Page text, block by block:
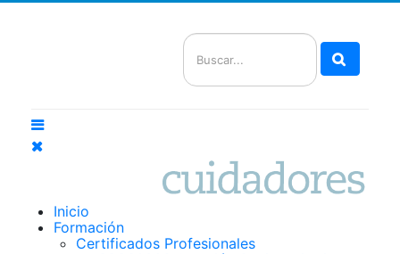
Inicio
Formación
Certificados Profesionales